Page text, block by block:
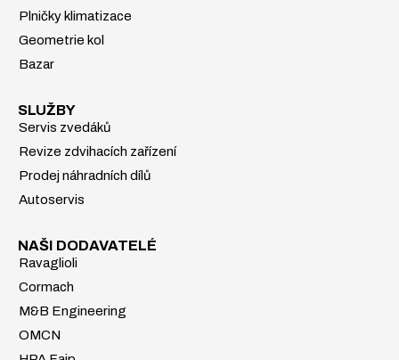
Plničky klimatizace
Geometrie kol
Bazar
SLUŽBY
Servis zvedáků
Revize zdvihacích zařízení
Prodej náhradních dílů
Autoservis
NAŠI DODAVATELÉ
Ravaglioli
Cormach
M&B Engineering
OMCN